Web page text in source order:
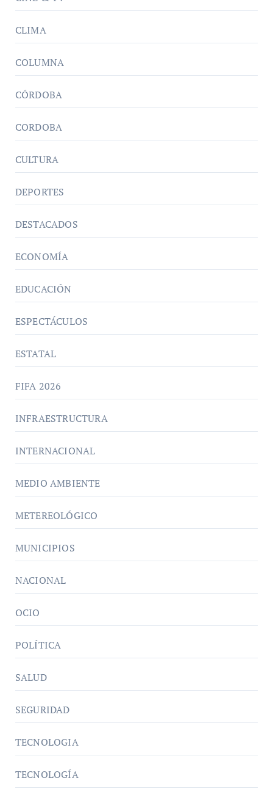
CLIMA
COLUMNA
CÓRDOBA
CORDOBA
CULTURA
DEPORTES
DESTACADOS
ECONOMÍA
EDUCACIÓN
ESPECTÁCULOS
ESTATAL
FIFA 2026
INFRAESTRUCTURA
INTERNACIONAL
MEDIO AMBIENTE
METEREOLÓGICO
MUNICIPIOS
NACIONAL
OCIO
POLÍTICA
SALUD
SEGURIDAD
TECNOLOGIA
TECNOLOGÍA